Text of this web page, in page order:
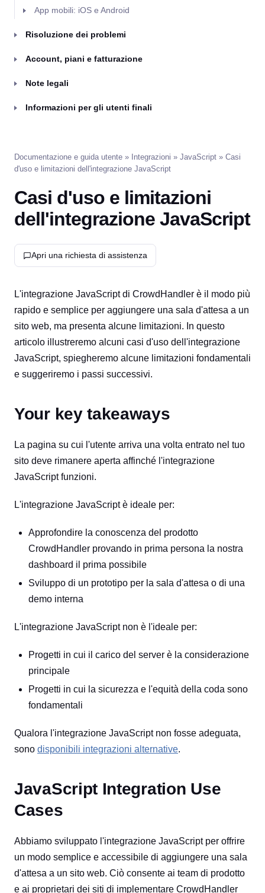
App mobili: iOS e Android
Risoluzione dei problemi
Account, piani e fatturazione
Note legali
Informazioni per gli utenti finali
Documentazione e guida utente » Integrazioni » JavaScript » Casi
d'uso e limitazioni dell'integrazione JavaScript
Casi d'uso e limitazioni
dell'integrazione JavaScript
Apri una richiesta di assistenza
L'integrazione JavaScript di CrowdHandler è il modo più
rapido e semplice per aggiungere una sala d'attesa a un
sito web, ma presenta alcune limitazioni. In questo
articolo illustreremo alcuni casi d'uso dell'integrazione
JavaScript, spiegheremo alcune limitazioni fondamentali
e suggeriremo i passi successivi.
Your key takeaways
La pagina su cui l'utente arriva una volta entrato nel tuo
sito deve rimanere aperta affinché l'integrazione
JavaScript funzioni.
L'integrazione JavaScript è ideale per:
Approfondire la conoscenza del prodotto
CrowdHandler provando in prima persona la nostra
dashboard il prima possibile
Sviluppo di un prototipo per la sala d'attesa o di una
demo interna
L'integrazione JavaScript non è l'ideale per:
Progetti in cui il carico del server è la considerazione
principale
Progetti in cui la sicurezza e l'equità della coda sono
fondamentali
Qualora l'integrazione JavaScript non fosse adeguata,
sono disponibili integrazioni alternative.
JavaScript Integration Use
Cases
Abbiamo sviluppato l'integrazione JavaScript per offrire
un modo semplice e accessibile di aggiungere una sala
d'attesa a un sito web. Ciò consente ai team di prodotto
e ai proprietari dei siti di implementare CrowdHandler